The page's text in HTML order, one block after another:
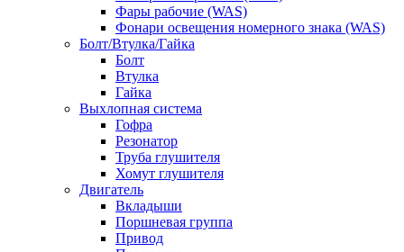
Фары рабочие (WAS)
Фонари освещения номерного знака (WAS)
Болт/Втулка/Гайка
Болт
Втулка
Гайка
Выхлопная система
Гофра
Резонатор
Труба глушителя
Хомут глушителя
Двигатель
Вкладыши
Поршневая группа
Привод